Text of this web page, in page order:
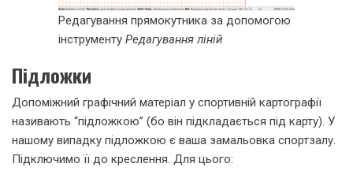
Редагування прямокутника за допомогою
інструменту Редагування ліній
Підложки
Допоміжний графічний матеріал у спортивній картографії
називають “підложкою” (бо він підкладається під карту). У
нашому випадку підложкою є ваша замальовка спортзалу.
Підключимо її до креслення. Для цього: